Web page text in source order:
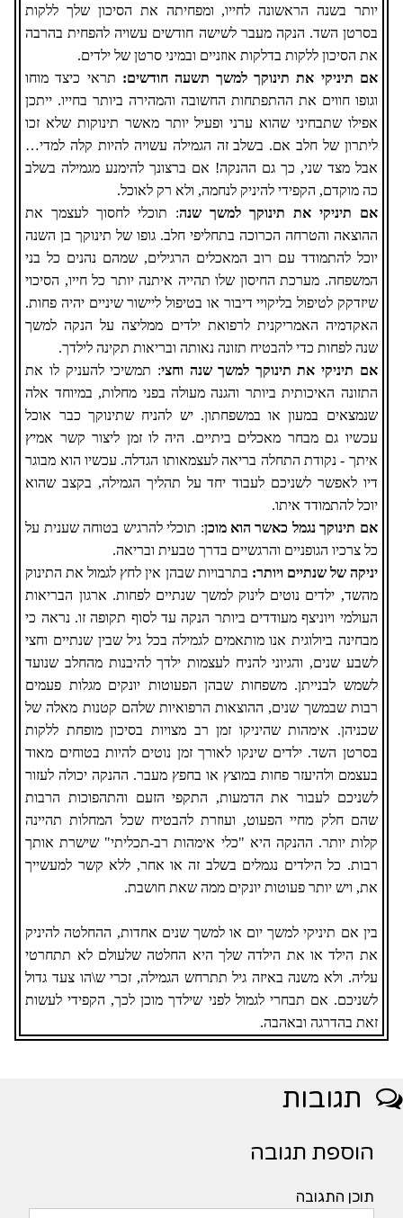
יותר בשנה הראשונה לחייו, ומפחיתה את הסיכון שלך ללקות
בסרטן השד. הנקה מעבר לשישה חודשים עשויה להפחית בהרבה
את הסיכון ללקות בדלקות אוזניים ובמיני סרטן של ילדים.
אם תיניקי את תינוקך למשך תשעה חודשים: תראי כיצד מוחו
וגופו חווים את ההתפתחות החשובה והמהירה ביותר בחייו. ייתכן
אפילו שתבחיני שהוא ערני ופעיל יותר מאשר תינוקות שלא זכו
ליתרון של חלב אם. בשלב זה הגמילה עשויה להיות קלה למדי…
אבל מצד שני, כך גם ההנקה! אם ברצונך להימנע מגמילה בשלב
כה מוקדם, הקפידי להיניק לנחמה, ולא רק לאוכל.
אם תיניקי את תינוקך למשך שנה: תוכלי לחסוך לעצמך את
ההוצאה והטרחה הכרוכה בתחליפי חלב. גופו של תינוקך בן השנה
יוכל להתמודד עם רוב המאכלים הרגילים, שמהם נהנים כל בני
המשפחה. מערכת החיסון שלו תהייה איתנה יותר כל חייו, הסיכוי
שיזדקק לטיפול בליקויי דיבור או בטיפול ליישור שיניים יהיה פחות.
האקדמיה האמריקנית לרפואת ילדים ממליצה על הנקה למשך
שנה לפחות כדי להבטיח תזונה נאותה ובריאות תקינה לילדך.
אם תיניקי את תינוקך למשך שנה וחצי: תמשיכי להעניק לו את
התזונה האיכותית ביותר והגנה מעולה בפני מחלות, במיוחד אלה
שנמצאים במעון או במשפחתון. יש להניח שתינוקך כבר אוכל
עכשיו גם מבחר מאכלים ביתיים. היה לו זמן ליצור קשר אמיץ
איתך - נקודת התחלה בריאה לעצמאותו הגדלה. עכשיו הוא מבוגר
דיו לאפשר לשניכם לעבוד יחד על תהליך הגמילה, בקצב שהוא
יוכל להתמודד איתו.
אם תינוקך נגמל כאשר הוא מוכן: תוכלי להרגיש בטוחה שענית על
כל צרכיו הגופניים והרגשיים בדרך טבעית ובריאה.
יניקה של שנתיים ויותר: בתרבויות שבהן אין לחץ לגמול את התינוק
מהשד, ילדים נוטים לינוק למשך שנתיים לפחות. ארגון הבריאות
העולמי ויוניצף מעודדים ביותר הנקה עד לסוף תקופה זו. נראה כי
מבחינה ביולוגית אנו מותאמים לגמילה בכל גיל שבין שנתיים וחצי
לשבע שנים, והגיוני להניח לעצמות ילדך להיבנות מהחלב שנועד
לשמש לבנייתן. משפחות שבהן הפעוטות יונקים מגלות פעמים
רבות שבמשך שנים, ההוצאות הרפואיות שלהם קטנות מאלה של
שכניהן. אימהות שהיניקו זמן רב מצויות בסיכון מופחת ללקות
בסרטן השד. ילדים שינקו לאורך זמן נוטים להיות בטוחים מאוד
בעצמם ולהיעזר פחות במוצץ או בחפץ מעבר. ההנקה יכולה לעזור
לשניכם לעבור את הדמעות, התקפי הזעם והתהפוכות הרבות
שהם חלק מחיי הפעוט, ועוזרת להבטיח שכל המחלות תהיינה
קלות יותר. ההנקה היא "כלי אימהות רב-תכליתי" שישרת אותך
רבות. כל הילדים נגמלים בשלב זה או אחר, ללא קשר למעשייך
את, ויש יותר פעוטות יונקים ממה שאת חושבת.
בין אם תיניקי למשך יום או למשך שנים אחדות, ההחלטה להיניק
את הילד או את הילדה שלך היא החלטה שלעולם לא תתחרטי
עליה. ולא משנה באיזה גיל תתרחש הגמילה, זכרי ש\הו צעד גדול
לשניכם. אם תבחרי לגמול לפני שילדך מוכן לכך, הקפידי לעשות
זאת בהדרגה ובאהבה.
תגובות
הוספת תגובה
תוכן התגובה